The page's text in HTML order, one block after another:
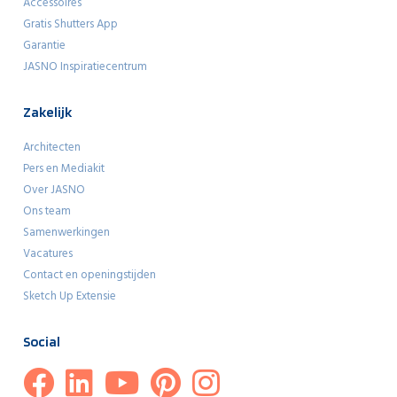
Gratis Shutters App
Garantie
JASNO Inspiratiecentrum
Zakelijk
Architecten
Pers en Mediakit
Over JASNO
Ons team
Samenwerkingen
Vacatures
Contact en openingstijden
Sketch Up Extensie
Social